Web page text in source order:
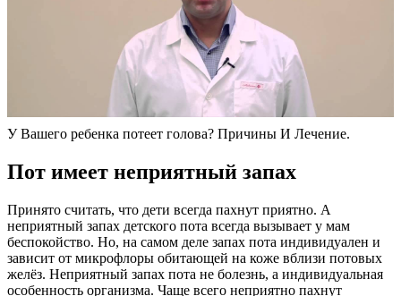
У Вашего ребенка потеет голова? Причины И Лечение.
Пот имеет неприятный запах
Принято считать, что дети всегда пахнут приятно. А
неприятный запах детского пота всегда вызывает у мам
беспокойство. Но, на самом деле запах пота индивидуален и
зависит от микрофлоры обитающей на коже вблизи потовых
желёз. Неприятный запах пота не болезнь, а индивидуальная
особенность организма. Чаще всего неприятно пахнут